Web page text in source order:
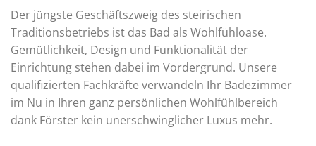
Der jüngste Geschäftszweig des steirischen
Traditionsbetriebs ist das Bad als Wohlfühloase.
Gemütlichkeit, Design und Funktionalität der
Einrichtung stehen dabei im Vordergrund. Unsere
qualifizierten Fachkräfte verwandeln Ihr Badezimmer
im Nu in Ihren ganz persönlichen Wohlfühlbereich
dank Förster kein unerschwinglicher Luxus mehr.